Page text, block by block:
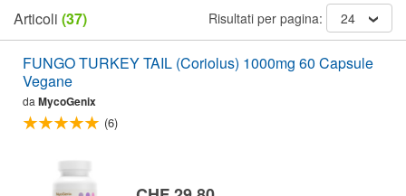
Articoli (37) Risultati per pagina: 24
FUNGO TURKEY TAIL (Coriolus) 1000mg 60 Capsule
Vegane
daMycoGenix
(6)